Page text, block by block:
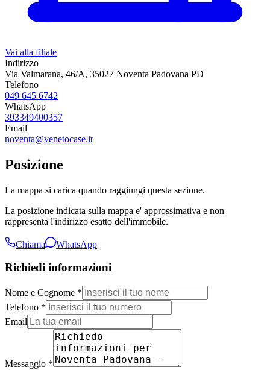
Vai alla filiale
Indirizzo
Via Valmarana, 46/A, 35027 Noventa Padovana PD
Telefono
049 645 6742
WhatsApp
393349400357
Email
noventa@venetocase.it
Posizione
La mappa si carica quando raggiungi questa sezione.
La posizione indicata sulla mappa e' approssimativa e non
rappresenta l'indirizzo esatto dell'immobile.
Chiama WhatsApp
Richiedi informazioni
Nome e Cognome *
Telefono *
Email
Messaggio *